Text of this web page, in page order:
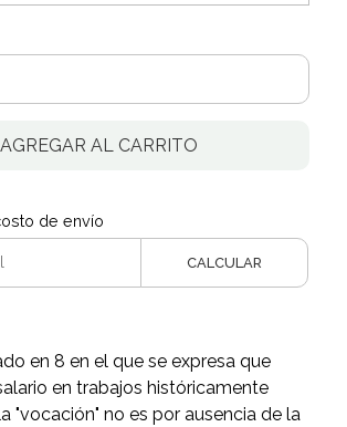
AGREGAR AL CARRITO
de envío
CALCULAR
en 8 en el que se expresa que
en trabajos históricamente
"vocación" no es por ausencia de la